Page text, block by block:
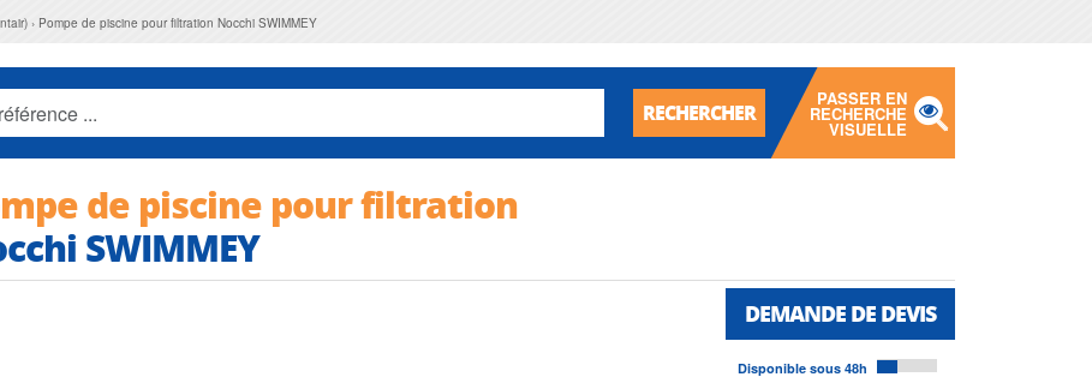
Pompe de piscine pour filtration Nocchi SWIMMEY
RECHERCHER
PASSER EN
RECHERCHE
VISUELLE
de piscine pour filtration
SWIMMEY
DEMANDE DE DEVIS
Disponible sous 48h